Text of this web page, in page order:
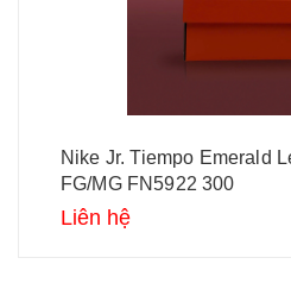
Nike Jr. Tiempo Emerald
FG/MG FN5922 300
Liên hệ